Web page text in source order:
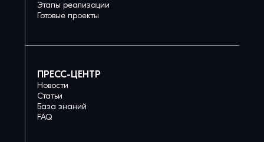
Этапы реализации
Готовые проекты
ПРЕСС-ЦЕНТР
Новости
Статьи
База знаний
FAQ